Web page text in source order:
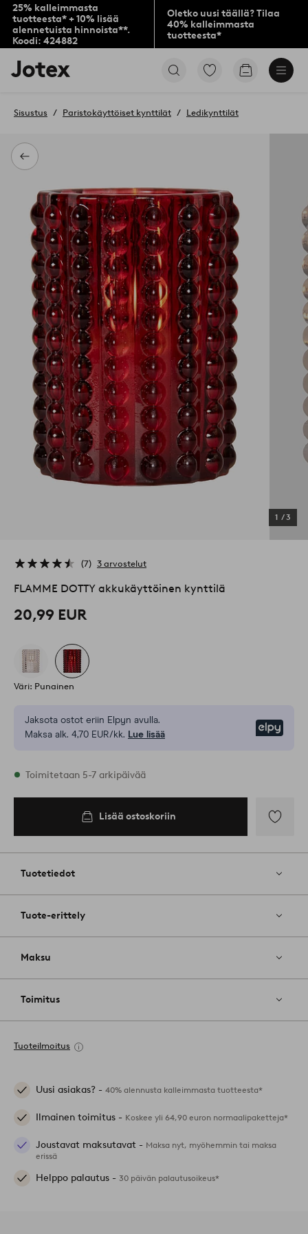
25% kalleimmasta
tuotteesta* + 10% lisää
alennetuista hinnoista**.
Koodi: 424882
Oletko uusi täällä? Tilaa
40% kalleimmasta
tuotteesta*
Jotex-
logo
aloitussivulle
Siirry
Siirry
Takaisin
Sisustus Paristokäyttöiset kynttilät Ledikynttilät
1 /3
7 3 arvostelut
FLAMME DOTTY akkukäyttöinen kynttilä
20,99 EUR
Väri: Punainen
Jaksota ostot eriin Elpyn avulla.
Maksa alk. 4,70 EUR/kk. Lue lisää
Varastossa
Toimitetaan 5-7 arkipäivää
Lisää ostoskoriin
Tuotetiedot
Tuote-erittely
Maksu
Toimitus
Tuoteilmoitus
Uusi asiakas? - 40% alennusta kalleimmasta tuotteesta*
Ilmainen toimitus - Koskee yli 64,90 euron normaalipaketteja*
Joustavat maksutavat - Maksa nyt, myöhemmin tai maksa
erissä
Helppo palautus - 30 päivän palautusoikeus*